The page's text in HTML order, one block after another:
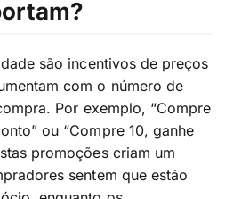
são incentivos de preços
com o número de
Por exemplo, “Compre
ou “Compre 10, ganhe
promoções criam um
sentem que estão